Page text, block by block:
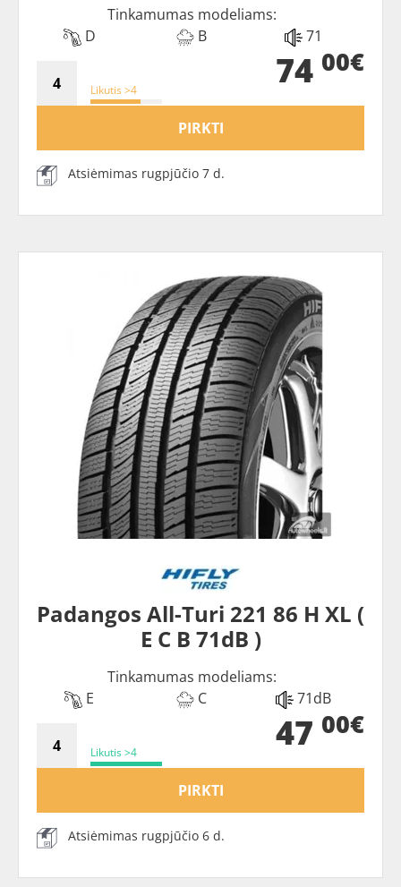
Tinkamumas modeliams:
D
B 71
Likutis >4 74 00€
PIRKTI
Atsiėmimas rugpjūčio 7 d.
Padangos All-Turi 221 86 H XL (
E C B 71dB )
Tinkamumas modeliams:
E
C 71dB
Likutis >4 47 00€
PIRKTI
Atsiėmimas rugpjūčio 6 d.